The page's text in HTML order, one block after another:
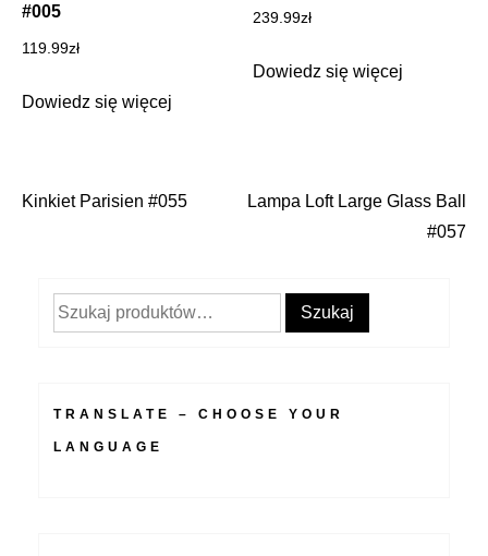
#005
119.99zł
Dowiedz się więcej
239.99zł
Dowiedz się więcej
Nawigacja
Kinkiet Parisien #055
Lampa Loft Large Glass Ball
#057
Szukaj: Szukaj
TRANSLATE – CHOOSE YOUR
LANGUAGE